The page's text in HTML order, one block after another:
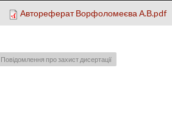
Автореферат Ворфоломеєва А.В.pdf
Повідомлення про захист дисертації